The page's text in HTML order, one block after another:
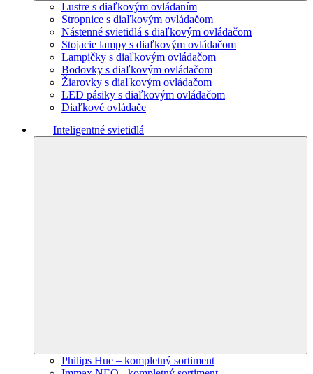
Lustre s diaľkovým ovládaním
Stropnice s diaľkovým ovládačom
Nástenné svietidlá s diaľkovým ovládačom
Stojacie lampy s diaľkovým ovládačom
Lampičky s diaľkovým ovládačom
Bodovky s diaľkovým ovládačom
Žiarovky s diaľkovým ovládačom
LED pásiky s diaľkovým ovládačom
Diaľkové ovládače
Inteligentné svietidlá
Philips Hue – kompletný sortiment